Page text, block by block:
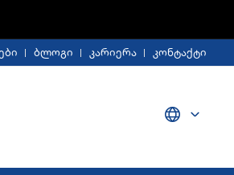
ბლოგი კარიერა კონტაქტი